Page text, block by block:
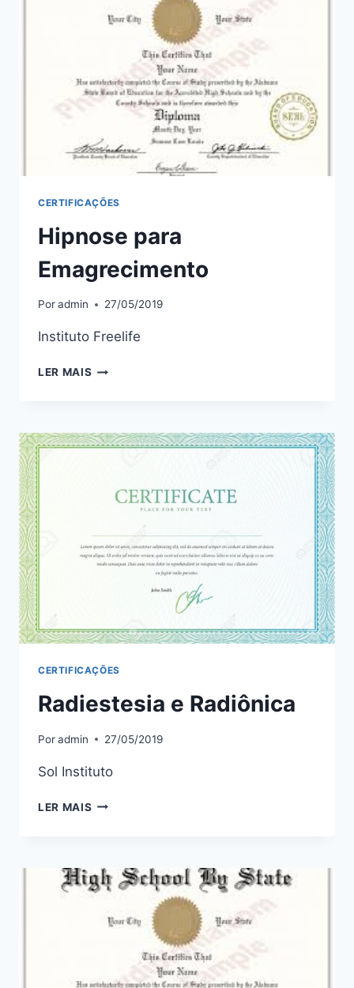
CERTIFICAÇÕES
Hipnose para
Emagrecimento
Poradmin 27/05/2019
Instituto Freelife
LER MAIS HIPNOSE
CERTIFICAÇÕES
Radiestesia e Radiônica
Poradmin 27/05/2019
Sol Instituto
LER MAIS RADIESTESIA